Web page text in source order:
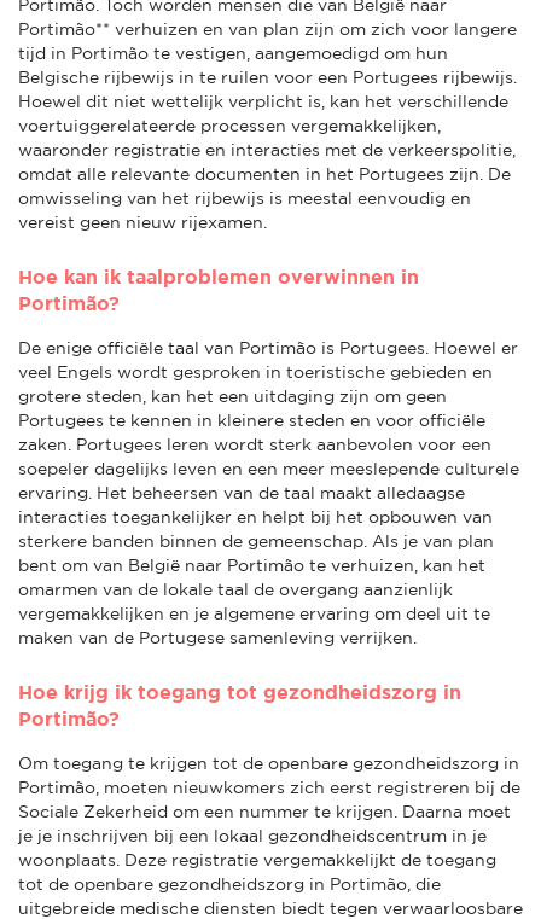
Portimão. Toch worden mensen die van België naar
Portimão** verhuizen en van plan zijn om zich voor langere
tijd in Portimão te vestigen, aangemoedigd om hun
Belgische rijbewijs in te ruilen voor een Portugees rijbewijs.
Hoewel dit niet wettelijk verplicht is, kan het verschillende
voertuiggerelateerde processen vergemakkelijken,
waaronder registratie en interacties met de verkeerspolitie,
omdat alle relevante documenten in het Portugees zijn. De
omwisseling van het rijbewijs is meestal eenvoudig en
vereist geen nieuw rijexamen.
Hoe kan ik taalproblemen overwinnen in
Portimão?
De enige officiële taal van Portimão is Portugees. Hoewel er
veel Engels wordt gesproken in toeristische gebieden en
grotere steden, kan het een uitdaging zijn om geen
Portugees te kennen in kleinere steden en voor officiële
zaken. Portugees leren wordt sterk aanbevolen voor een
soepeler dagelijks leven en een meer meeslepende culturele
ervaring. Het beheersen van de taal maakt alledaagse
interacties toegankelijker en helpt bij het opbouwen van
sterkere banden binnen de gemeenschap. Als je van plan
bent om van België naar Portimão te verhuizen, kan het
omarmen van de lokale taal de overgang aanzienlijk
vergemakkelijken en je algemene ervaring om deel uit te
maken van de Portugese samenleving verrijken.
Hoe krijg ik toegang tot gezondheidszorg in
Portimão?
Om toegang te krijgen tot de openbare gezondheidszorg in
Portimão, moeten nieuwkomers zich eerst registreren bij de
Sociale Zekerheid om een nummer te krijgen. Daarna moet
je je inschrijven bij een lokaal gezondheidscentrum in je
woonplaats. Deze registratie vergemakkelijkt de toegang
tot de openbare gezondheidszorg in Portimão, die
uitgebreide medische diensten biedt tegen verwaarloosbare